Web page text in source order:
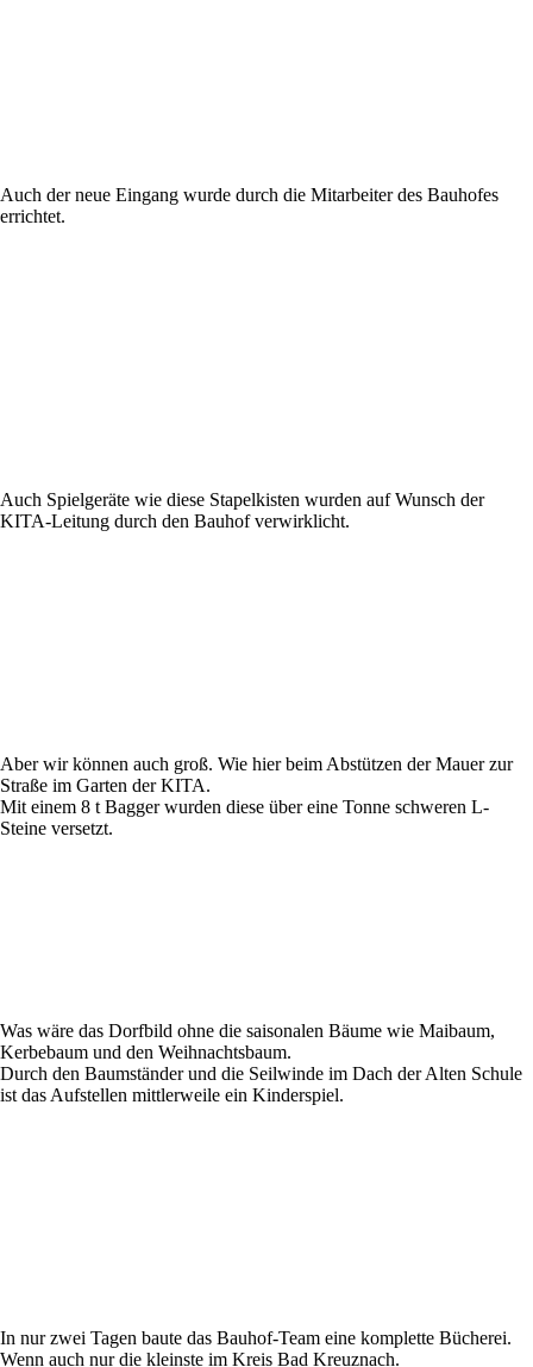
Auch der neue Eingang wurde durch die Mitarbeiter des Bauhofes
errichtet.
Auch Spielgeräte wie diese Stapelkisten wurden auf Wunsch der
KITA-Leitung durch den Bauhof verwirklicht.
Aber wir können auch groß. Wie hier beim Abstützen der Mauer zur
Straße im Garten der KITA.
Mit einem 8 t Bagger wurden diese über eine Tonne schweren L-
Steine versetzt.
Was wäre das Dorfbild ohne die saisonalen Bäume wie Maibaum,
Kerbebaum und den Weihnachtsbaum.
Durch den Baumständer und die Seilwinde im Dach der Alten Schule
ist das Aufstellen mittlerweile ein Kinderspiel.
In nur zwei Tagen baute das Bauhof-Team eine komplette Bücherei.
Wenn auch nur die kleinste im Kreis Bad Kreuznach.